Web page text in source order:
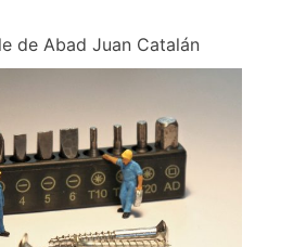
de Abad Juan Catalán